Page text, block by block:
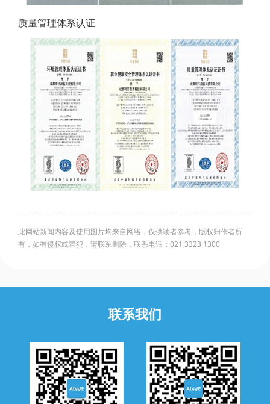
质量管理体系认证
此网站新闻内容及使用图片均来自网络，仅供读者参考，版权归作者所
有，如有侵权或冒犯，请联系删除，联系电话：021 3323 1300
联系我们